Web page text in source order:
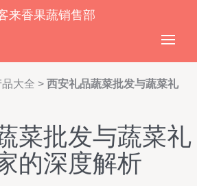
来香果蔬销售部
品大全 > 西安礼品蔬菜批发与蔬菜礼
菜批发与蔬菜礼
的深度解析